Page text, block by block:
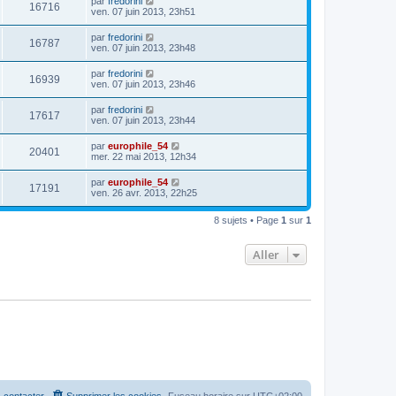
16716
ven. 07 juin 2013, 23h51
16787 par fredorini
ven. 07 juin 2013, 23h48
16939 par fredorini
ven. 07 juin 2013, 23h46
17617 par fredorini
ven. 07 juin 2013, 23h44
20401 par europhile_54
mer. 22 mai 2013, 12h34
17191 par europhile_54
ven. 26 avr. 2013, 22h25
8 sujets • Page 1 sur 1
Aller